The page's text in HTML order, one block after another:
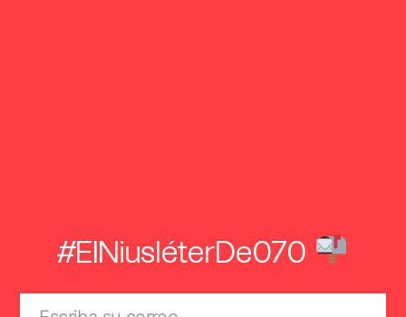
#ElNiusléterDe070